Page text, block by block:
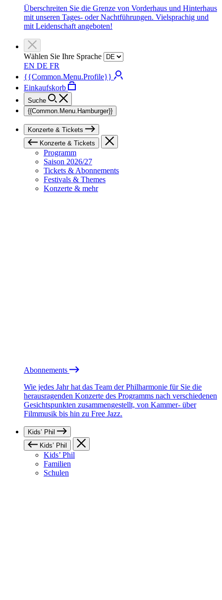
Überschreiten Sie die Grenze von Vorderhaus und Hinterhaus
mit unseren Tages- oder Nachtführungen. Vielsprachig und
mit Leidenschaft angeboten!
Wählen Sie Ihre Sprache
EN DE FR
{{Common.Menu.Profile}}
Einkaufskorb
Suche
{{Common.Menu.Hamburger}}
Konzerte & Tickets
Konzerte & Tickets
Programm
Saison 2026/27
Tickets & Abonnements
Festivals & Themes
Konzerte & mehr
Abonnements
Wie jedes Jahr hat das Team der Philharmonie für Sie die
herausragenden Konzerte des Programms nach verschiedenen
Gesichtspunkten zusammengestellt, von Kammer- über
Filmmusik bis hin zu Free Jazz.
Kids’ Phil
Kids’ Phil
Kids’ Phil
Familien
Schulen